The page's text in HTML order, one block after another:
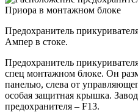
Предохранитель
Ампер в стоке.
Предохранитель
спец монтажном блоке. Он
панелью, слева от
особая защитная крышка.
предохранителя – F13.